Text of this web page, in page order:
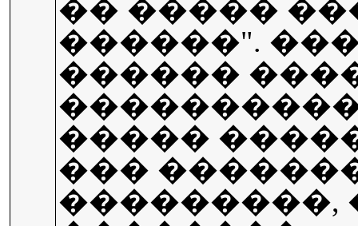
�� �����
������".
������
�����
���
���������,